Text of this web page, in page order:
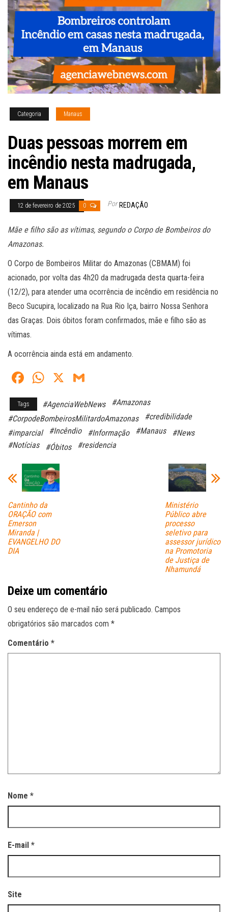
Categoria Manaus
Duas pessoas morrem em
incêndio nesta madrugada,
em Manaus
12 de fevereiro de 2025 0 Por REDAÇÃO
Mãe e filho são as vítimas, segundo o Corpo de Bombeiros do
Amazonas.
O Corpo de Bombeiros Militar do Amazonas (CBMAM) foi
acionado, por volta das 4h20 da madrugada desta quarta-feira
(12/2), para atender uma ocorrência de incêndio em residência no
Beco Sucupira, localizado na Rua Rio Iça, bairro Nossa Senhora
das Graças. Dois óbitos foram confirmados, mãe e filho são as
vítimas.
A ocorrência ainda está em andamento.
Fa
ce
bo
ok
W
ts
A
pp
X
ail
Tags #AgenciaWebNews
#Amazonas
#CorpodeBombeirosMilitardoAmazonas
#credibilidade
#imparcial
#Incêndio #Informação #Manaus
#News
#Notícias
#Óbitos #residencia
Cantinho da
ORAÇÃO com
Emerson
Miranda |
EVANGELHO DO
DIA
Ministério
Público abre
processo
seletivo para
assessor jurídico
na Promotoria
de Justiça de
Nhamundá
Deixe um comentário
O seu endereço de e-mail não será publicado. Campos
obrigatórios são marcados com *
Comentário *
Nome *
E-mail *
Site